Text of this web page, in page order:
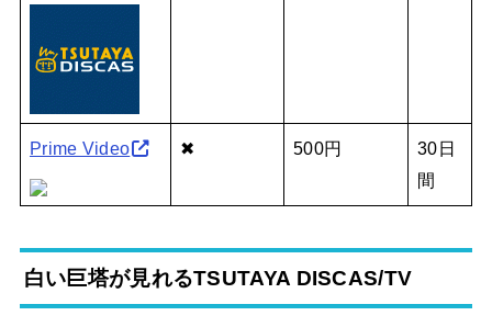
Prime Video ✖ 500円
30日
間
白い巨塔が見れるTSUTAYA DISCAS/TV